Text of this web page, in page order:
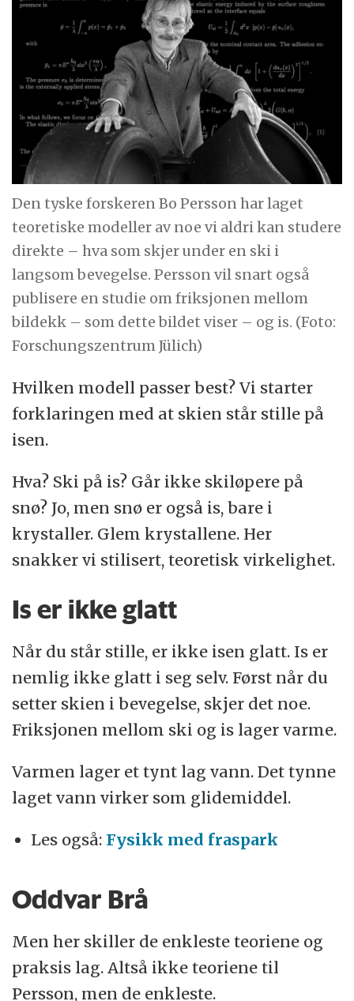
Den tyske forskeren Bo Persson har laget
teoretiske modeller av noe vi aldri kan studere
direkte – hva som skjer under en ski i
langsom bevegelse. Persson vil snart også
publisere en studie om friksjonen mellom
bildekk – som dette bildet viser – og is. (Foto:
Forschungszentrum Jülich)
Hvilken modell passer best? Vi starter
forklaringen med at skien står stille på
isen.
Hva? Ski på is? Går ikke skiløpere på
snø? Jo, men snø er også is, bare i
krystaller. Glem krystallene. Her
snakker vi stilisert, teoretisk virkelighet.
Is er ikke glatt
Når du står stille, er ikke isen glatt. Is er
nemlig ikke glatt i seg selv. Først når du
setter skien i bevegelse, skjer det noe.
Friksjonen mellom ski og is lager varme.
Varmen lager et tynt lag vann. Det tynne
laget vann virker som glidemiddel.
Les også:Fysikk med fraspark
Oddvar Brå
Men her skiller de enkleste teoriene og
praksis lag. Altså ikke teoriene til
Persson, men de enkleste.